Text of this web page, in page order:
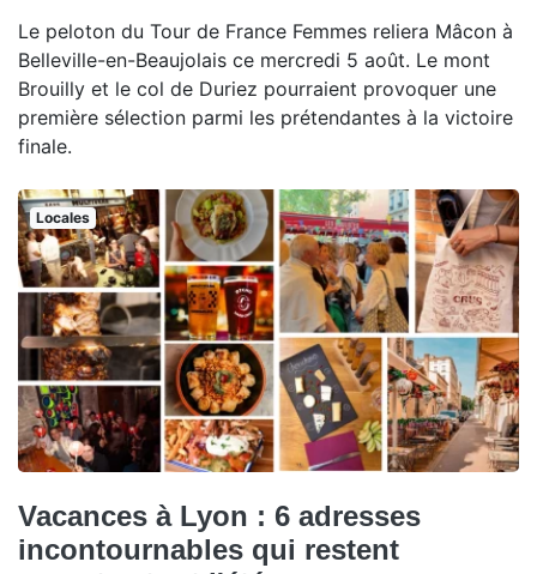
Le peloton du Tour de France Femmes reliera Mâcon à
Belleville-en-Beaujolais ce mercredi 5 août. Le mont
Brouilly et le col de Duriez pourraient provoquer une
première sélection parmi les prétendantes à la victoire
finale.
Locales
Vacances à Lyon : 6 adresses
incontournables qui restent